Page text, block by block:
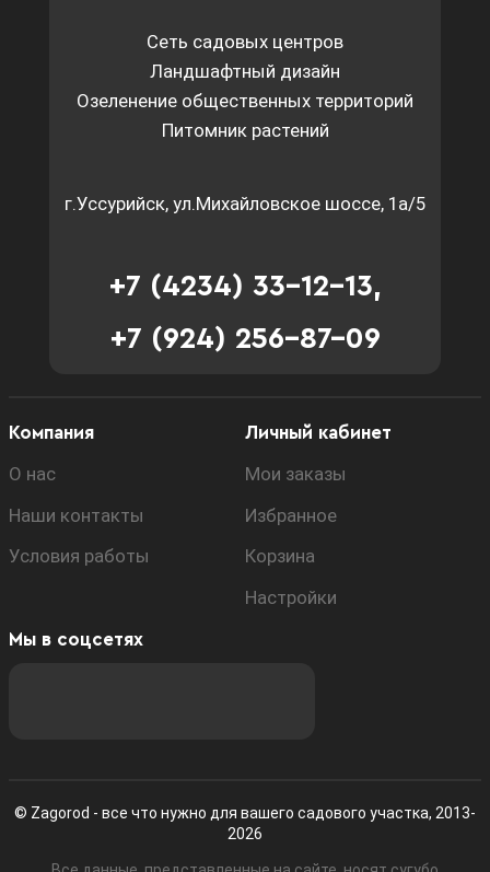
Сеть садовых центров
Ландшафтный дизайн
Озеленение общественных территорий
Питомник растений
г.Уссурийск, ул.Михайловское шоссе, 1а/5
+7 (4234) 33-12-13,
+7 (924) 256-87-09
Компания
О нас
Наши контакты
Условия работы
Личный кабинет
Мои заказы
Избранное
Корзина
Настройки
Мы в соцсетях
© Zagorod - все что нужно для вашего садового участка, 2013-
2026